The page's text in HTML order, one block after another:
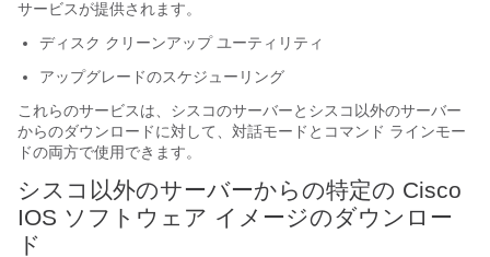
サービスが提供されます。
ディスク クリーンアップ ユーティリティ
アップグレードのスケジューリング
これらのサービスは、シスコのサーバーとシスコ以外のサーバー
からのダウンロードに対して、対話モードとコマンド ラインモー
ドの両方で使用できます。
シスコ以外のサーバーからの特定の Cisco
IOS ソフトウェア イメージのダウンロー
ド